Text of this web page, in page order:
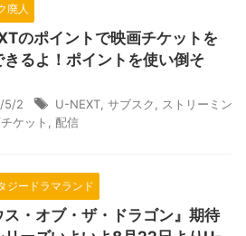
廃人
のポイントで映画チケットを
きるよ！ポイントを使い倒そ
5/2 U-NEXT サブスク
ストリーミン
ケット 配信
ジードラマランド
ス・オブ・ザ・ドラゴン』期待